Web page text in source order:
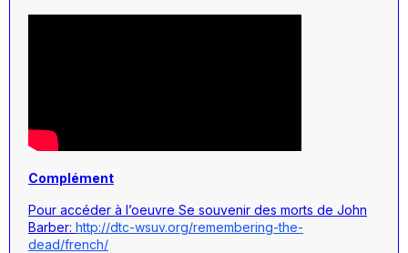
Complément
Pour accéder à l’oeuvre Se souvenir des morts de John
Barber: http://dtc-wsuv.org/remembering-the-
dead/french/